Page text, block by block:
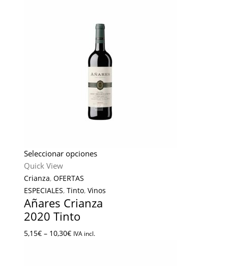
Seleccionar opciones
Quick View
Crianza, OFERTAS
ESPECIALES, Tinto, Vinos
Añares Crianza
2020 Tinto
5,15€– 10,30€ IVA incl.